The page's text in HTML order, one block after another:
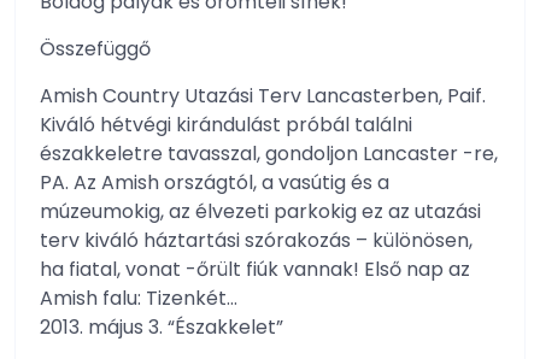
Összefüggő
Amish Country Utazási Terv Lancasterben, Paif.
Kiváló hétvégi kirándulást próbál találni
északkeletre tavasszal, gondoljon Lancaster -re,
PA. Az Amish országtól, a vasútig és a
múzeumokig, az élvezeti parkokig ez az utazási
terv kiváló háztartási szórakozás – különösen,
ha fiatal, vonat -őrült fiúk vannak! Első nap az
Amish falu: Tizenkét…
2013. május 3. “Északkelet”